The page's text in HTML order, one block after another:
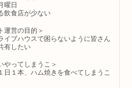
曜日
飲食店が少ない
運営の目的＞
イブハウスで困らないように皆さん
有したい
やってしまうこ＞
日１本、ハム焼きを食べてしまうこ